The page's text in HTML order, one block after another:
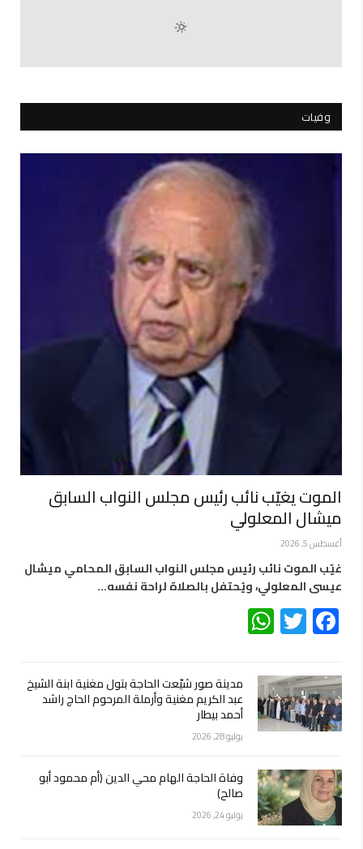
وفيات
الموت يغيّب نائب رئيس مجلس النواب السابق
ميشال المعلولي
أغسطس 5, 2026
غيّب الموت نائب رئيس مجلس النواب السابق المحامي ميشال
عيسى المعلولي، ويُحتفل بالصلاة لراحة نفسه…
Facebook
Twitter
مدينة صور شيّعت الحاجة بتول مغنية ابنة الشيخ
عبد الكريم مغنية وأرملة المرحوم الحاج راشد
أحمد بيطار
يوليو 28, 2026
وفاة الحاجة الهام محي الدين (أم محمود أبو
صالح)
يوليو 24, 2026